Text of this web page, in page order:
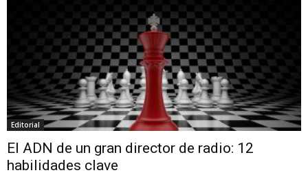
Editorial
El ADN de un gran director de radio: 12
habilidades clave